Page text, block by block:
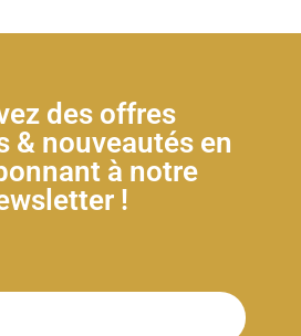
des offres
& nouveautés en
à notre
!